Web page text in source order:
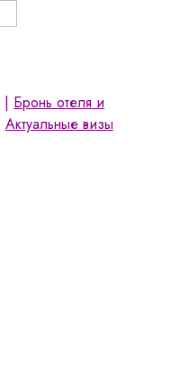
| Бронь отеля и
Актуальные визы